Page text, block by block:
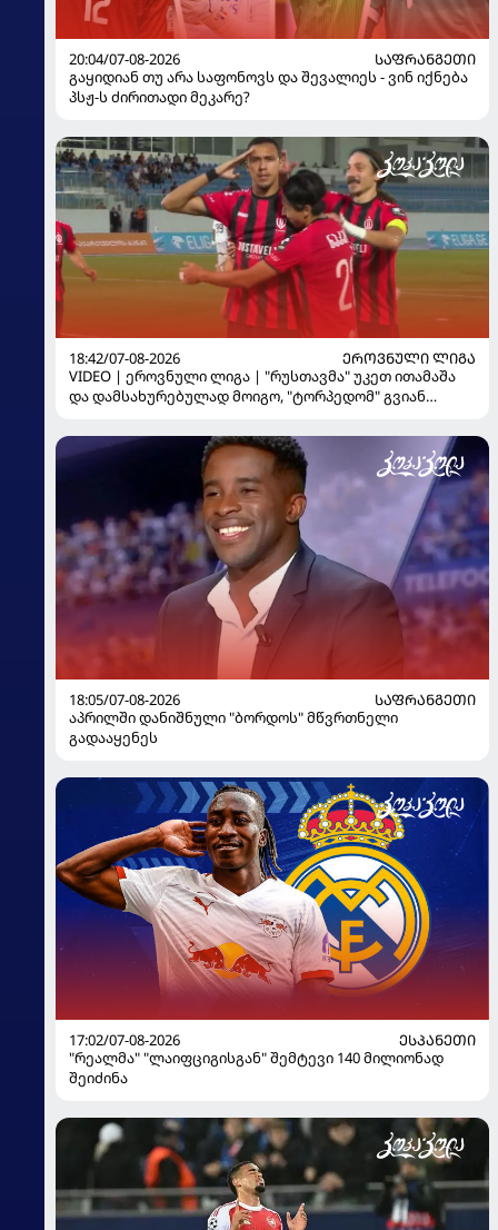
20:04/07-08-2026
ᲡᲐᲤᲠᲐᲜᲒᲔᲗᲘ
გაყიდიან თუ არა საფონოვს და შევალიეს - ვინ იქნება
პსჟ-ს ძირითადი მეკარე?
18:42/07-08-2026
ᲔᲠᲝᲕᲜᲣᲚᲘ ᲚᲘᲒᲐ
VIDEO | ეროვნული ლიგა | "რუსთავმა" უკეთ ითამაშა
და დამსახურებულად მოიგო, "ტორპედომ" გვიან
18:05/07-08-2026
ᲡᲐᲤᲠᲐᲜᲒᲔᲗᲘ
აპრილში დანიშნული "ბორდოს" მწვრთნელი
გადააყენეს
17:02/07-08-2026
ᲔᲡᲞᲐᲜᲔᲗᲘ
"რეალმა" "ლაიფციგისგან" შემტევი 140 მილიონად
შეიძინა